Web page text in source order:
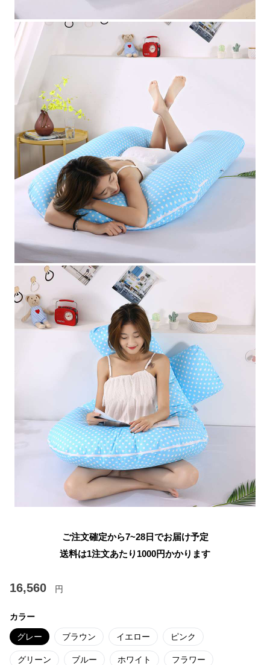
ご注文確定から7~28日でお届け予定
送料は1注文あたり 1000円かかります
16,560 円
カラー
グレー ブラウン イエロー ピンク
グリーン ブルー ホワイト フラワー